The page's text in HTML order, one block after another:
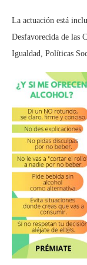
La actuación está
Desfavorecida de las
Igualdad, Políticas